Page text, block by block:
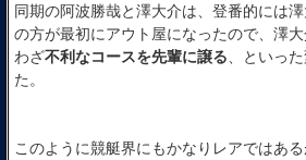
同期の阿波勝哉と澤大介は、登番的には
の方が最初にアウト屋になったので、澤
わざ不利なコースを先輩に譲る 、といっ
た。
このように競艇界にもかなりレアではある